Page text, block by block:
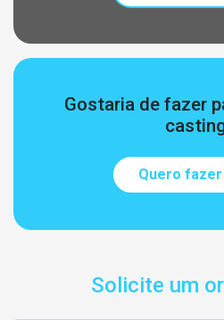
Gostaria de fazer
Quero
Solicite um